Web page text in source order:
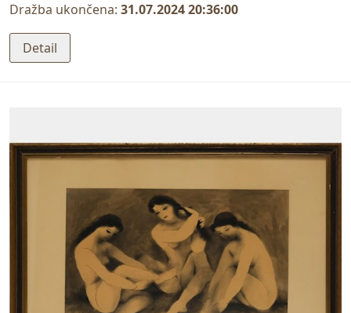
Dražba ukončena: 31.07.2024 20:36:00
Detail